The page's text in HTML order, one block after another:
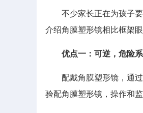
不少家长正在为孩子要
介绍角膜塑形镜相比框架
优点一：可逆，危险
配戴角膜塑形镜，通过
验配角膜塑形镜，操作和